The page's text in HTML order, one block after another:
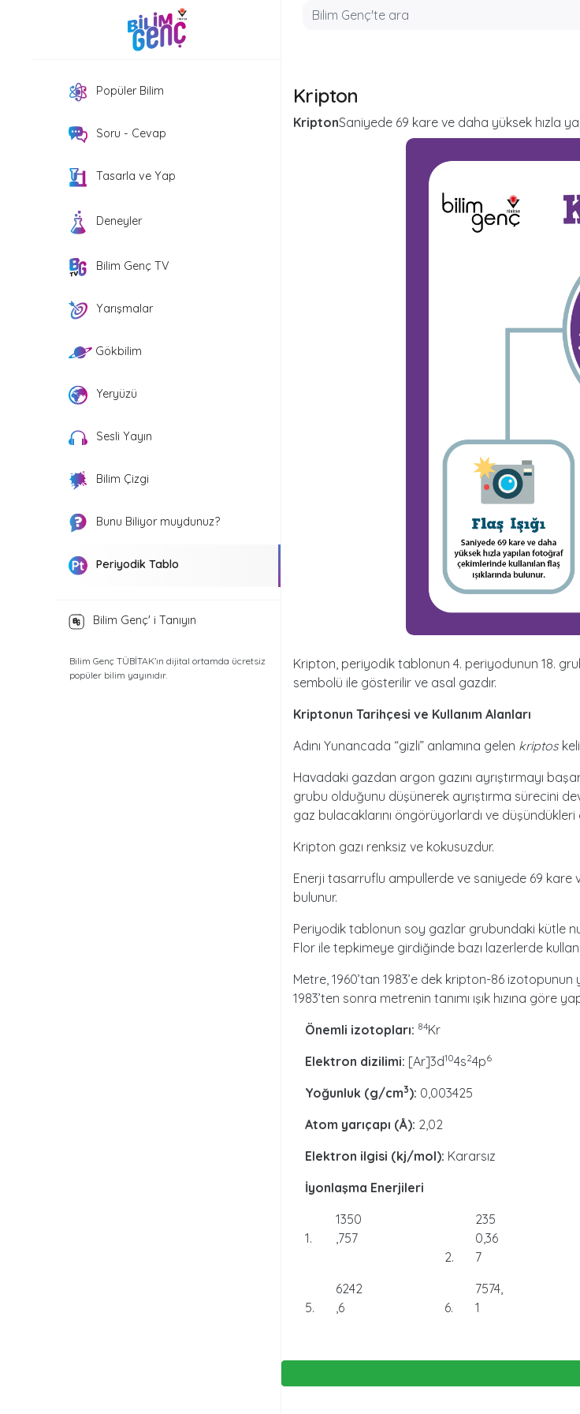
Popüler Bilim
Soru - Cevap
Tasarla ve Yap
Deneyler
Bilim Genç TV
Yarışmalar
Gökbilim
Yeryüzü
Sesli Yayın
Bilim Çizgi
Bunu Biliyor muydunuz?
Periyodik Tablo
Bilim Genç' i Tanıyın
Bilim Genç TÜBİTAK’ın dijital ortamda ücretsiz
popüler bilim yayınıdır.
Kripton
KriptonSaniyede 69 kare ve daha yüksek hızla
Kripton, periyodik tablonun 4. periyodunun 18.
sembolü ile gösterilir ve asal gazdır.
Kriptonun Tarihçesi ve Kullanım Alanları
Adını Yunancada “gizli” anlamına gelen kriptos
Havadaki gazdan argon gazını ayrıştırmayı
grubu olduğunu düşünerek ayrıştırma sürecini
gaz bulacaklarını öngörüyorlardı ve
Kripton gazı renksiz ve kokusuzdur.
Enerji tasarruflu ampullerde ve saniyede 69 kare
bulunur.
Periyodik tablonun soy gazlar grubundaki kütle
Flor ile tepkimeye girdiğinde bazı lazerlerde
Metre, 1960’tan 1983’e dek kripton-86 izotopunun
1983’ten sonra metrenin tanımı ışık hızına göre
Önemli izotopları: 84Kr
Elektron dizilimi: [Ar]3d104s24p6
Yoğunluk (g/cm3): 0,003425
Atom yarıçapı (Å): 2,02
Elektron ilgisi (kj/mol): Kararsız
İyonlaşma Enerjileri
1
1350
,757
2
235
0,36
7
5
6242
,6
6
7574,
1